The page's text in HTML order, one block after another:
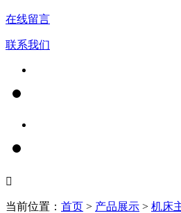
在线留言
联系我们

当前位置： 首页 > 产品展示 > 机床